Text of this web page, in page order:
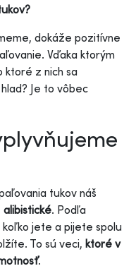
dokáže pozitívne
Vďaka ktorým
ktoré z nich sa
Je to vôbec
tukov náš
alibistické. Podľa
jete a pijete spolu
To sú veci, ktoré v
.